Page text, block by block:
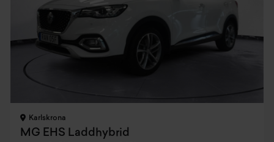
Karlskrona
MG EHS Laddhybrid